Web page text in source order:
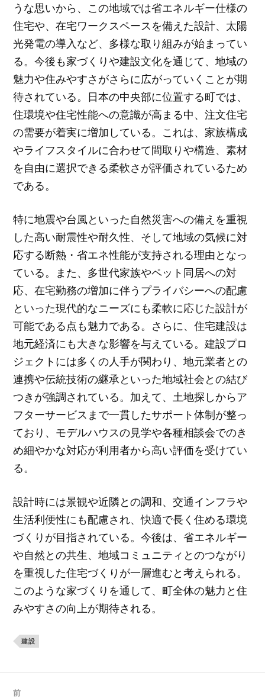
うな思いから、この地域では省エネルギー仕様の
住宅や、在宅ワークスペースを備えた設計、太陽
光発電の導入など、多様な取り組みが始まってい
る。今後も家づくりや建設文化を通じて、地域の
魅力や住みやすさがさらに広がっていくことが期
待されている。日本の中央部に位置する町では、
住環境や住宅性能への意識が高まる中、注文住宅
の需要が着実に増加している。これは、家族構成
やライフスタイルに合わせて間取りや構造、素材
を自由に選択できる柔軟さが評価されているため
である。
特に地震や台風といった自然災害への備えを重視
した高い耐震性や耐久性、そして地域の気候に対
応する断熱・省エネ性能が支持される理由となっ
ている。また、多世代家族やペット同居への対
応、在宅勤務の増加に伴うプライバシーへの配慮
といった現代的なニーズにも柔軟に応じた設計が
可能である点も魅力である。さらに、住宅建設は
地元経済にも大きな影響を与えている。建設プロ
ジェクトには多くの人手が関わり、地元業者との
連携や伝統技術の継承といった地域社会との結び
つきが強調されている。加えて、土地探しからア
フターサービスまで一貫したサポート体制が整っ
ており、モデルハウスの見学や各種相談会でのき
め細やかな対応が利用者から高い評価を受けてい
る。
設計時には景観や近隣との調和、交通インフラや
生活利便性にも配慮され、快適で長く住める環境
づくりが目指されている。今後は、省エネルギー
や自然との共生、地域コミュニティとのつながり
を重視した住宅づくりが一層進むと考えられる。
このような家づくりを通して、町全体の魅力と住
みやすさの向上が期待される。
建設
前